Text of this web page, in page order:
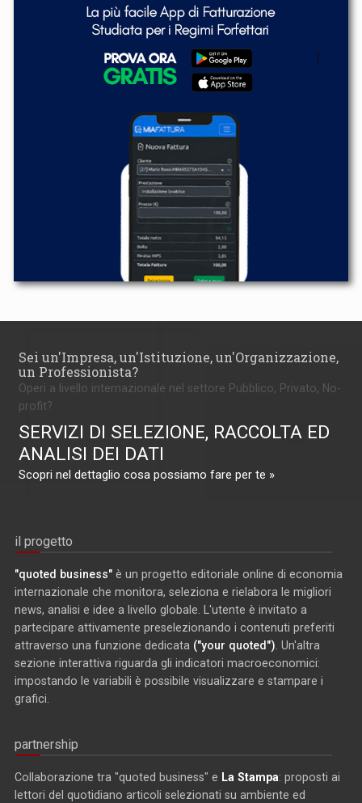
Sei un'Impresa, un'Istituzione, un'Organizzazione,
un Professionista?
Operi a livello internazionale nel settore Pubblico, Privato, No-
profit?
SERVIZI DI SELEZIONE, RACCOLTA ED
ANALISI DEI DATI
Scopri nel dettaglio cosa possiamo fare per te »
il progetto
"quoted business" è un progetto editoriale online di economia
internazionale che monitora, seleziona e rielabora le migliori
news, analisi e idee a livello globale. L'utente è invitato a
partecipare attivamente preselezionando i contenuti preferiti
attraverso una funzione dedicata ("your quoted"). Un'altra
sezione interattiva riguarda gli indicatori macroeconomici:
impostando le variabili è possibile visualizzare e stampare i
grafici.
partnership
Collaborazione tra "quoted business" e La Stampa: proposti ai
lettori del quotidiano articoli selezionati su ambiente ed